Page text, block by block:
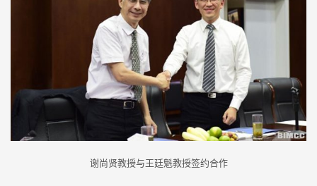
谢尚贤教授与王廷魁教授签约合作